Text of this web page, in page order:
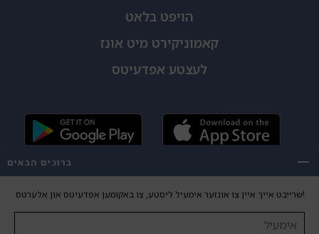
הויפט בלאט
קאמוניקירט מיט אונז
לעצטע אפדעיטס
Copyright 2026 Yiddish24. All Rights Reserved.
ברוכים הבאים
שרייבט אייך איין צו אונזער אימעיל ליסטע, צו באקומען אפדעיטס און אלערטס!